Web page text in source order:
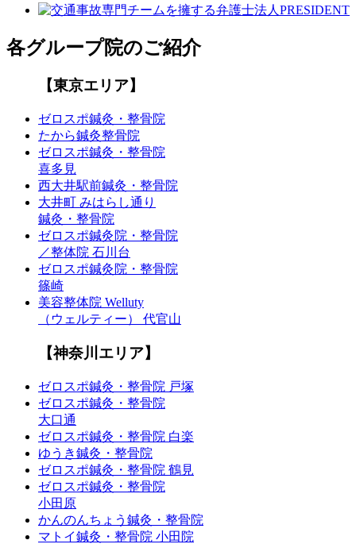
各グループ院のご紹介
【東京エリア】
ゼロスポ鍼灸・整骨院
たから鍼灸整骨院
ゼロスポ鍼灸・整骨院
喜多見
西大井駅前鍼灸・整骨院
大井町 みはらし通り
鍼灸・整骨院
ゼロスポ鍼灸院・整骨院
／整体院 石川台
ゼロスポ鍼灸院・整骨院
篠崎
美容整体院 Welluty
（ウェルティー） 代官山
【神奈川エリア】
ゼロスポ鍼灸・整骨院 戸塚
ゼロスポ鍼灸・整骨院
大口通
ゼロスポ鍼灸・整骨院 白楽
ゆうき鍼灸・整骨院
ゼロスポ鍼灸・整骨院 鶴見
ゼロスポ鍼灸・整骨院
小田原
かんのんちょう鍼灸・整骨院
マトイ鍼灸・整骨院 小田院